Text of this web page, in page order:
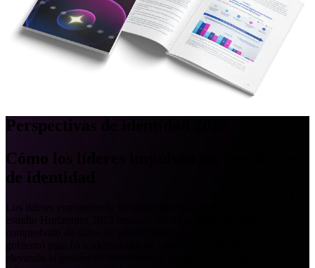
Perspectivas de identidad 2025
Cómo los líderes impulsan los resultados
de identidad
Los líderes convierten la identidad en resultados medibles. Nuestro
estudio Horizontes 2025 muestra dónde se destacan: ROI
comprobado de datos de identidad integrados y automatización;